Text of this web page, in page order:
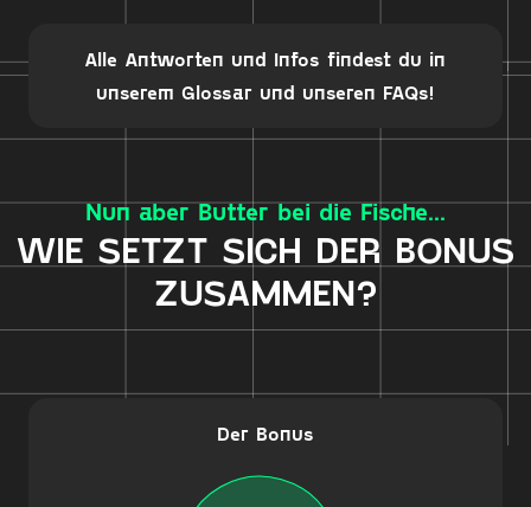
Alle Antworten und Infos findest du in
unseremGlossar und unseren FAQs!
Nun aber Butter bei die Fische...
WIE SETZT SICH DER BONUS
ZUSAMMEN?
Der Bonus